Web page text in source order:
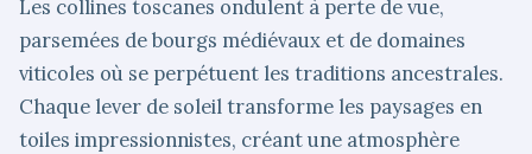
Les collines toscanes ondulent à perte de vue,
parsemées de bourgs médiévaux et de domaines
viticoles où se perpétuent les traditions ancestrales.
Chaque lever de soleil transforme les paysages en
toiles impressionnistes, créant une atmosphère